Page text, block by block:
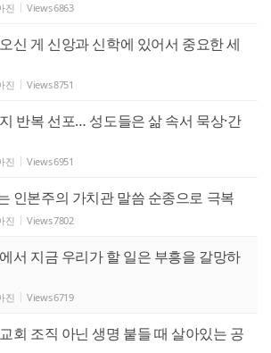
진 Views6863
신 게 신앙과 신학에 있어서 중요한 세
진 Views8751
반복 선포… 성도들은 삶 속서 묵상·간
진 Views6951
인본주의 가치관 말씀 순종으로 극복
진 Views7802
서 지금 우리가 할 일은 부흥을 갈망하
진 Views6719
회 조직 아닌 생명 붙들 때 살아있는 공